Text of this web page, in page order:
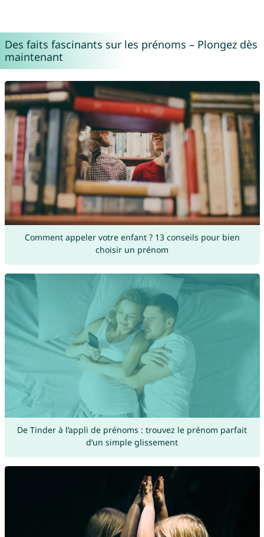
Des faits fascinants sur les prénoms – Plongez dès
maintenant
Comment appeler votre enfant ? 13 conseils pour bien
choisir un prénom
De Tinder à l’appli de prénoms : trouvez le prénom parfait
d’un simple glissement